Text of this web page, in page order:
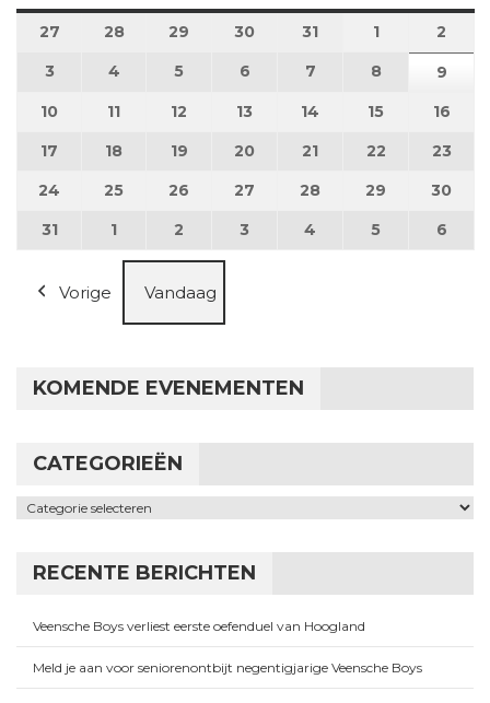
27 27 juli 2026
28 28 juli 2026
29 29 juli 2026
30 30 juli 2026
31 31 juli 2026
11 augustus
2
3 3 augustus 2026
4 4 augustus 2026
5 5 augustus 2026
6 6 augustus 2026
7 7 augustus 2026
8 8 augustus
9
10 10 augustus 2026
11 11 augustus 2026
12 12 augustus 2026
13 13 augustus 2026
14 14 augustus 2026
15 15 16
17 17 augustus 2026
18 18 augustus 2026
19 19 augustus 2026
20 20 augustus 2026
21 21 augustus 2026
22 22 23
24 24 augustus 2026
25 25 augustus 2026
26 26 augustus 2026
27 27 augustus 2026
28 28 augustus 2026
29 29 30
3131 augustus 2026
1 1 september 2026
2 2 september 2026
3 3 september 2026
4 4 september 2026
5 5 6
Vorige Vandaag
KOMENDE EVENEMENTEN
CATEGORIEËN
Categorieën
RECENTE BERICHTEN
Veensche Boys verliest eerste oefenduel van Hoogland
Meld je aan voor seniorenontbijt negentigjarige Veensche Boys